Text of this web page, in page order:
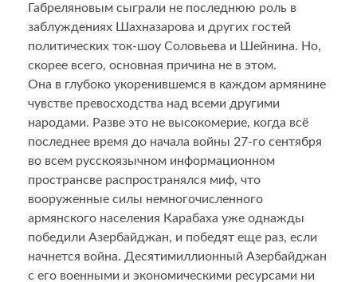
Габреляновым сыграли не последнюю роль в
заблуждениях Шахназарова и других гостей
политических ток-шоу Соловьева и Шейнина. Но,
скорее всего, основная причина не в этом.
Она в глубоко укоренившемся в каждом армянине
чувстве превосходства над всеми другими
народами. Разве это не высокомерие, когда всё
последнее время до начала войны 27-го сентября
во всем русскоязычном информационном
пространсве распространялся миф, что
вооруженные силы немногочисленного
армянского населения Карабаха уже однажды
победили Азербайджан, и победят еще раз, если
начнется война. Десятимиллионный Азербайджан
с его военными и экономическими ресурсами ни